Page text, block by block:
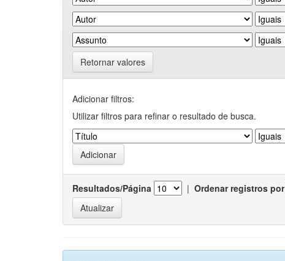
Retornar valores
Adicionar filtros:
Utilizar filtros para refinar o resultado de busca.
Resultados/Página | Ordenar registros por